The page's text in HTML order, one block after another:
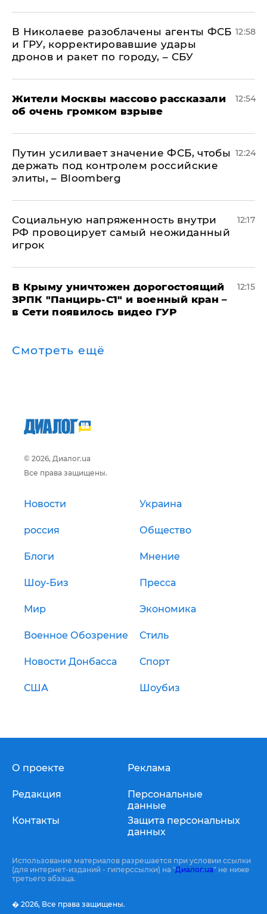
В Николаеве разоблачены агенты ФСБ
и ГРУ, корректировавшие удары
дронов и ракет по городу, – СБУ
12:58
Жители Москвы массово рассказали
об очень громком взрыве
12:54
Путин усиливает значение ФСБ, чтобы
держать под контролем российские
элиты, – Bloomberg
12:24
Социальную напряженность внутри
РФ провоцирует самый неожиданный
игрок
12:17
В Крыму уничтожен дорогостоящий
ЗРПК "Панцирь-С1" и военный кран –
в Сети появилось видео ГУР
12:15
Смотреть ещё
© 2026, Диалог.ua
Все права защищены.
Новости Украина
россия Общество
Блоги Мнение
Шоу-Биз Пресса
Мир Экономика
Военное Обозрение Стиль
Новости Донбасса Спорт
США Шоубиз
О проекте
Редакция
Контакты
Реклама
Персональные
данные
Защита персональных
данных
Использование материалов разрешается при условии ссылки
(для интернет-изданий - гиперссылки) на "Диалог.ua" не ниже
третьего абзаца.
� 2026, Все права защищены.